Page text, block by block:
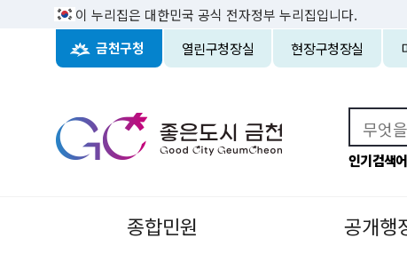
이 누리집은 대한민국 공식 전자정부 누리집입니다.
금천구청 열린구청장실 현장구청장실
인기검색어
종합민원 공개행